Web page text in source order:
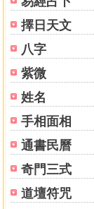
擇日天文
八字
紫微
姓名
手相面相
通書民曆
奇門三式
道壇符咒